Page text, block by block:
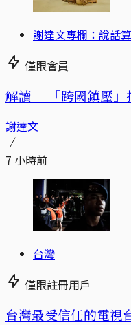
謝達文專欄：說話
僅限會員
解讀｜ 「跨國鎮壓
謝達文
7 小時前
台灣
僅限註冊用戶
台灣最受信任的電視